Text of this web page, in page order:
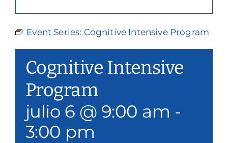
Filantropía y voluntariado
Donar
Event Series: Cognitive Intensive Program
Cognitive Intensive
Program
julio 6 @ 9:00 am -
3:00 pm